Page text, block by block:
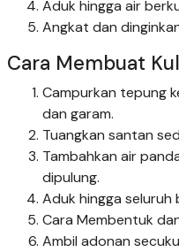
Aduk hingga air
Angkat dan
Cara Membuat
Campurkan tepung
dan garam.
Tuangkan santan
Tambahkan air
dipulung.
Aduk hingga seluruh
Cara Membentuk
Ambil adonan